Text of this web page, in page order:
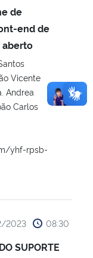
de
end de
aberto
Vicente
Andrea
Carlos
yhf-rpsb-
2023 08:30
SUPORTE